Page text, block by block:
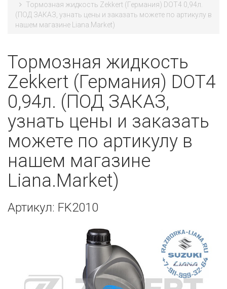
Тормозная жидкость Zekkert (Германия) DOT4 0,94л.
(ПОД ЗАКАЗ, узнать цены и заказать можете по артикулу в
нашем магазине Liana.Market)
Тормозная жидкость
Zekkert (Германия) DOT4
0,94л. (ПОД ЗАКАЗ,
узнать цены и заказать
можете по артикулу в
нашем магазине
Liana.Market)
Артикул: FK2010